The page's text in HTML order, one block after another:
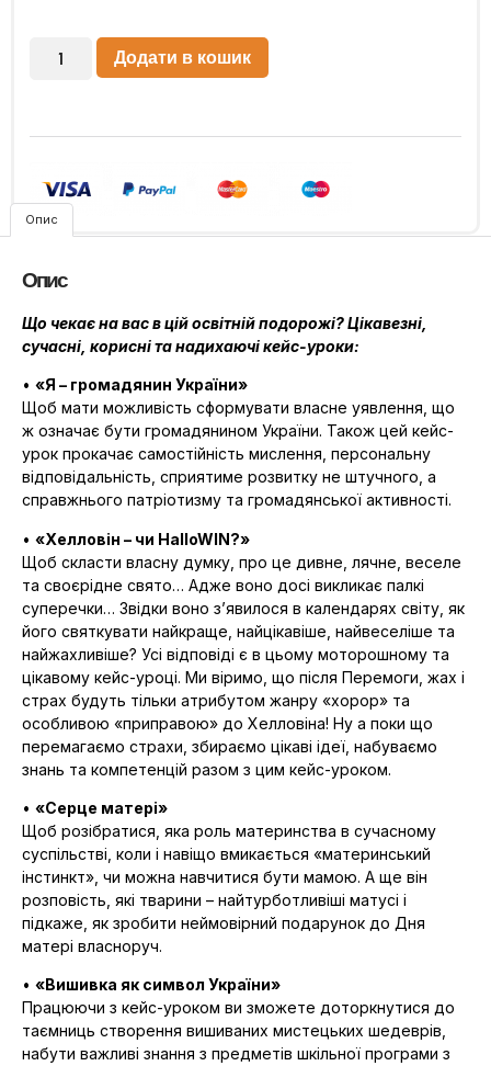
Додати в кошик
Опис
Опис
Що чекає на вас в цій освітній подорожі? Цікавезні,
сучасні, корисні та надихаючі кейс-уроки:
• «Я – громадянин України»
Щоб мати можливість сформувати власне уявлення, що
ж означає бути громадянином України. Також цей кейс-
урок прокачає самостійність мислення, персональну
відповідальність, сприятиме розвитку не штучного, а
справжнього патріотизму та громадянської активності.
• «Хелловін – чи HalloWIN?»
Щоб скласти власну думку, про це дивне, лячне, веселе
та своєрідне свято… Адже воно досі викликає палкі
суперечки… Звідки воно з’явилося в календарях світу, як
його святкувати найкраще, найцікавіше, найвеселіше та
найжахливіше? Усі відповіді є в цьому моторошному та
цікавому кейс-уроці. Ми віримо, що після Перемоги, жах і
страх будуть тільки атрибутом жанру «хорор» та
особливою «приправою» до Хелловіна! Ну а поки що
перемагаємо страхи, збираємо цікаві ідеї, набуваємо
знань та компетенцій разом з цим кейс-уроком.
• «Серце матері»
Щоб розібратися, яка роль материнства в сучасному
суспільстві, коли і навіщо вмикається «материнський
інстинкт», чи можна навчитися бути мамою. А ще він
розповість, які тварини – найтурботливіші матусі і
підкаже, як зробити неймовірний подарунок до Дня
матері власноруч.
• «Вишивка як символ України»
Працюючи з кейс-уроком ви зможете доторкнутися до
таємниць створення вишиваних мистецьких шедеврів,
набути важливі знання з предметів шкільної програми з